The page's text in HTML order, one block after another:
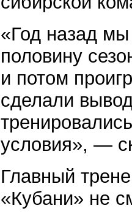
«Год назад
половину
и потом
сделали
условия», —
Главный
«Кубани» не